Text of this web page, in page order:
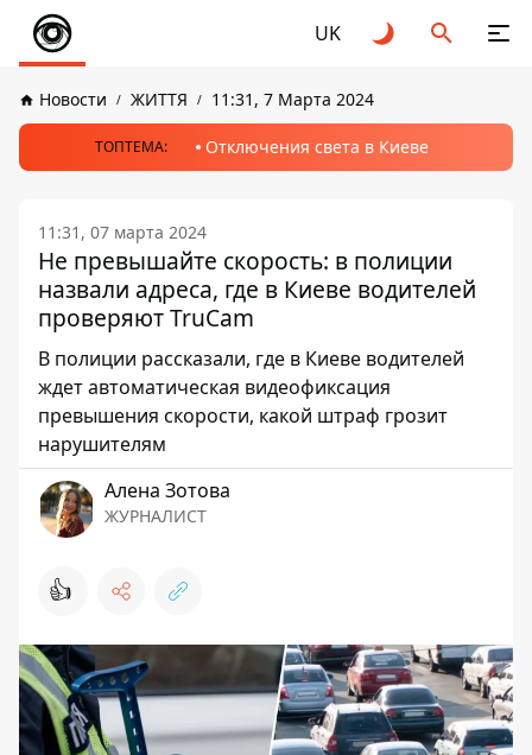
UK
Новости ЖИТТЯ 11:31, 7 Марта 2024
ТОПТЕМА: Отключения света в Киеве
11:31, 07 марта 2024
Не превышайте скорость: в полиции
назвали адреса, где в Киеве водителей
проверяют TruСam
В полиции рассказали, где в Киеве водителей
ждет автоматическая видеофиксация
превышения скорости, какой штраф грозит
нарушителям
Алена Зотова
ЖУРНАЛИСТ
👍